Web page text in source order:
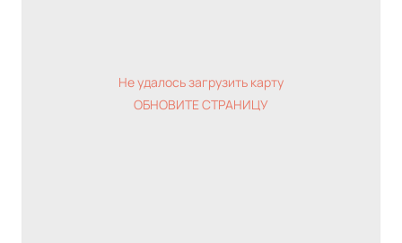
Не удалось загрузить карту
ОБНОВИТЕ СТРАНИЦУ